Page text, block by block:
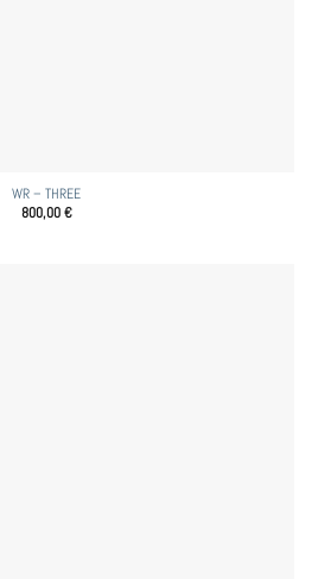
WR – THREE
800,00€